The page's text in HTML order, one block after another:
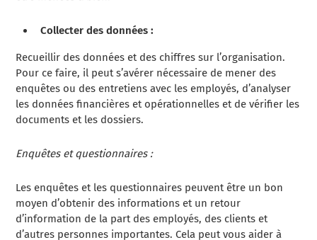
Collecter des données :
Recueillir des données et des chiffres sur l’organisation.
Pour ce faire, il peut s’avérer nécessaire de mener des
enquêtes ou des entretiens avec les employés, d’analyser
les données financières et opérationnelles et de vérifier les
documents et les dossiers.
Enquêtes et questionnaires :
Les enquêtes et les questionnaires peuvent être un bon
moyen d’obtenir des informations et un retour
d’information de la part des employés, des clients et
d’autres personnes importantes. Cela peut vous aider à